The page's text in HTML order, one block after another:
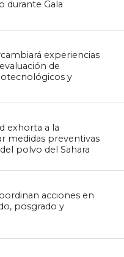
durante Gala
experiencias
de
y
exhorta a la
medidas preventivas
polvo del Sahara
acciones en
posgrado y